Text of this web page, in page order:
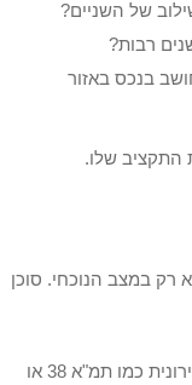
של השניים?
רבות?
בנכס באזור
התקציב שלו.
רק במצב הנוכחי. סוכן
לדוגמה, הוא יבדוק את תוכניות המתאר העירוניות (תב"ע) באזור, יזהה פרויקטים של התחדשות עירונית כמו תמ"א 38 או